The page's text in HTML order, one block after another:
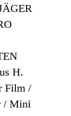
H.
Film /
/ Mini